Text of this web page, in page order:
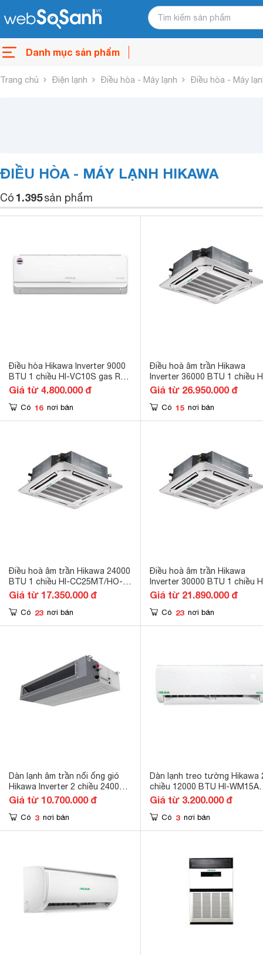
Danh mục sản phẩm
Trang chủ Điện lạnh Điều hòa - Máy lạnh Điều hòa - Máy
ĐIỀU HÒA - MÁY LẠNH HIKAWA
Có 1.395sản phẩm
Điều hòa Hikawa Inverter 9000
BTU 1 chiều HI-VC10S gas R-
32
Giá từ 4.800.000 đ
Có 16 nơi bán
Điều hoà âm trần Hikawa
Inverter 36000 BTU 1 chiều
CC40MV/HO-CC40MV gas
Giá từ 26.950.000 đ
Có 15 nơi bán
Điều hoà âm trần Hikawa 24000
BTU 1 chiều HI-CC25MT/HO-
CC25MT gas R-32
Giá từ 17.350.000 đ
Có 23 nơi bán
Điều hoà âm trần Hikawa
Inverter 30000 BTU 1 chiều
CC30AT/HO-CC30AT gas R-
Giá từ 21.890.000 đ
Có 23 nơi bán
Dàn lạnh âm trần nối ống gió
Hikawa Inverter 2 chiều 24000
BTU HI-MDH25AT gas R-32
Giá từ 10.700.000 đ
Có 3 nơi bán
Dàn lạnh treo tường Hikawa
chiều 12000 BTU HI-
gas R-32
Giá từ 3.200.000 đ
Có 3 nơi bán